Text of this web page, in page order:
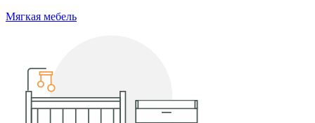
Мягкая мебель